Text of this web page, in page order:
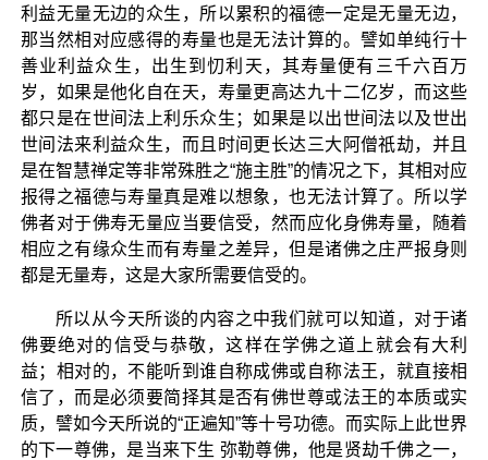
利益无量无边的众生，所以累积的福德一定是无量无边，
那当然相对应感得的寿量也是无法计算的。譬如单纯行十
善业利益众生，出生到忉利天，其寿量便有三千六百万
岁，如果是他化自在天，寿量更高达九十二亿岁，而这些
都只是在世间法上利乐众生；如果是以出世间法以及世出
世间法来利益众生，而且时间更长达三大阿僧祇劫，并且
是在智慧禅定等非常殊胜之“施主胜”的情况之下，其相对应
报得之福德与寿量真是难以想象，也无法计算了。所以学
佛者对于佛寿无量应当要信受，然而应化身佛寿量，随着
相应之有缘众生而有寿量之差异，但是诸佛之庄严报身则
都是无量寿，这是大家所需要信受的。
所以从今天所谈的内容之中我们就可以知道，对于诸
佛要绝对的信受与恭敬，这样在学佛之道上就会有大利
益；相对的，不能听到谁自称成佛或自称法王，就直接相
信了，而是必须要简择其是否有佛世尊或法王的本质或实
质，譬如今天所说的“正遍知”等十号功德。而实际上此世界
的下一尊佛，是当来下生 弥勒尊佛，他是贤劫千佛之一，